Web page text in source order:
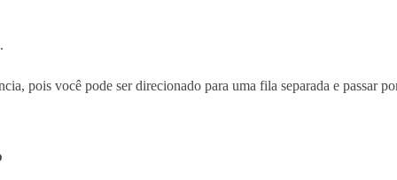
pois você pode ser direcionado para uma fila separada e passar